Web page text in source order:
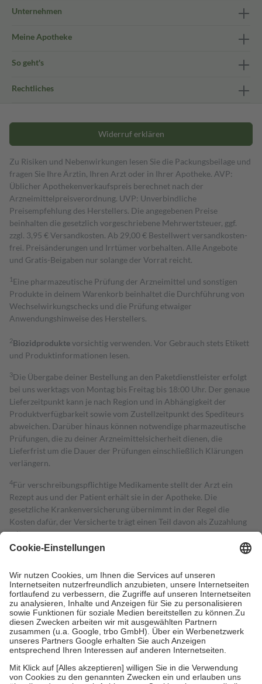
Unternehmen
Meine Apotheke
So geht's
Rechtliches
Widerruf erklären
Zu Risiken und Nebenwirkungen lesen Sie die Packungsbeilage und
fragen Sie Ihre Ärztin, Ihren Arzt oder in Ihrer Apotheke. AVP:
Üblicher Apothekenverkaufspreis berechnet nach der
Arzneimittelpreisverordnung. UVP: Unverbindliche
Preisempfehlung des Herstellers. Die angegebenen Preise
beinhalten die gesetzlich vorgeschriebene Mehrwertsteuer, ggf.
zzgl. 3,95 € Versandkosten. Ab 29,00 € Bestell­wert versand­kosten­
frei. Preisänderungen und Irrtümer vorbehalten. Alle Angebote
und Gratis-Beigaben nur solange der Vorrat reicht.
1 Eine pharmazeutische Prüfung der Arzneimittel und sonstigen
Produkte in deinem Warenkorb beinhaltet die Durchführung von
Wechselwirkungschecks und die Prüfung etwaiger
Anwendungshinweise des Herstellers.
2Biozidproduktevorsichtig verwenden. Vor Gebrauch stets Etikett
und Produktinformationen lesen.
3Die Übergabe deiner Bestellung an den Paketdienstleister erfolgt
bei uns werktags von Montag bis Freitag bis 18:00 Uhr. Der genaue
Lieferzeitpunkt kann je nach Region und in Abhängigkeit der
Produktverfügbarkeit sowie vom Zustellzeitpunkt des Spediteurs
abweichen. Darüber hinaus können notwendige pharmazeutische
Prüfungen, die zu deiner Arzneimittelsicherheit dienen, die
Lieferfrist um die Dauer der Prüfungen einschließlich Klärungen
verlängern.
4Für verschreibungspflichtige Medikamente stellt der Arzt ein
Rezept aus und der Patient erhält sie in der Apotheke. Die
gesetzliche Krankenversicherung übernimmt in der Regel die
Kosten dafür, der Versicherte trägt einen Teil davon als Zuzahlung
mit.
Grundsätzlich leisten Mitglieder Zuzahlungen in Höhe von zehn
höchstens zehn Euro.
Es sind jedoch nie mehr als die tatsächlichen
Kosten der Leistung zu entrichten.
Diese Regeln gelten grundsätzlich auch für Online-Apotheken.
Bei Heilmitteln und häuslicher Krankenpflege beträgt die
Zuzahlung zehn Prozent der Kosten sowie zehn Euro je
Verordnung.
Um das Engagement der Versicherten für ihre eigene Gesundheit zu
stärken und die besondere Stellung der Familie zu unterstützen,
fallenkeine Zuzahlungenan bei:
• Kindern und Jugendlichen bis zum vollendeten 18. Lebensjahr